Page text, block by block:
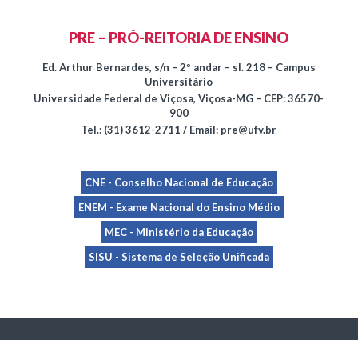
PRE – PRÓ-REITORIA DE ENSINO
Ed. Arthur Bernardes, s/n – 2º andar – sl. 218 – Campus
Universitário
Universidade Federal de Viçosa, Viçosa-MG – CEP: 36570-
900
Tel.: (31) 3612-2711 / Email: pre@ufv.br
CNE - Conselho Nacional de Educação
ENEM - Exame Nacional do Ensino Médio
MEC - Ministério da Educação
SISU - Sistema de Seleção Unificada